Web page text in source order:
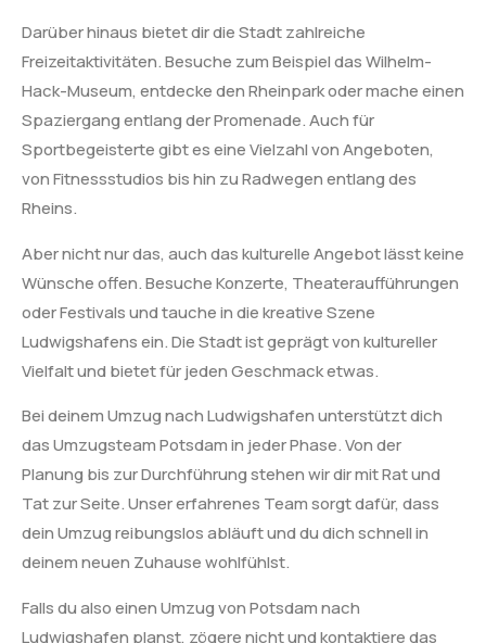
Darüber hinaus bietet dir die Stadt zahlreiche
Freizeitaktivitäten. Besuche zum Beispiel das Wilhelm-
Hack-Museum, entdecke den Rheinpark oder mache einen
Spaziergang entlang der Promenade. Auch für
Sportbegeisterte gibt es eine Vielzahl von Angeboten,
von Fitnessstudios bis hin zu Radwegen entlang des
Rheins.
Aber nicht nur das, auch das kulturelle Angebot lässt keine
Wünsche offen. Besuche Konzerte, Theateraufführungen
oder Festivals und tauche in die kreative Szene
Ludwigshafens ein. Die Stadt ist geprägt von kultureller
Vielfalt und bietet für jeden Geschmack etwas.
Bei deinem Umzug nach Ludwigshafen unterstützt dich
das Umzugsteam Potsdam in jeder Phase. Von der
Planung bis zur Durchführung stehen wir dir mit Rat und
Tat zur Seite. Unser erfahrenes Team sorgt dafür, dass
dein Umzug reibungslos abläuft und du dich schnell in
deinem neuen Zuhause wohlfühlst.
Falls du also einen Umzug von Potsdam nach
Ludwigshafen planst, zögere nicht und kontaktiere das